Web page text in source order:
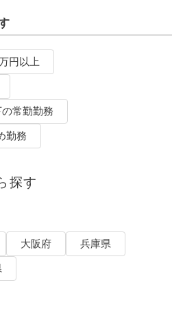
円以上
常勤勤務
勤務
探す
大阪府
兵庫県